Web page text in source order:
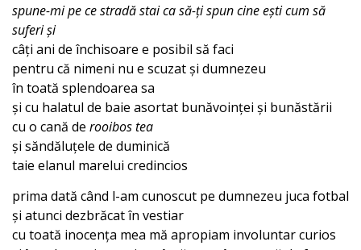
spune-mi pe ce stradă stai ca să-ți spun cine eșticum să
suferi și
câți ani de închisoare e posibil să faci
pentru că nimeni nu e scuzat și dumnezeu
în toată splendoarea sa
și cu halatul de baie asortat bunăvoinței și bunăstării
cu o cană de rooibos tea
și săndăluțele de duminică
taie elanul marelui credincios
prima dată când l-am cunoscut pe dumnezeu juca fotbal
și atunci dezbrăcat în vestiar
cu toată inocența mea mă apropiam involuntar curios